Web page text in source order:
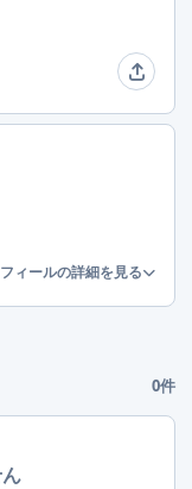
ィールの詳細を見る
0件